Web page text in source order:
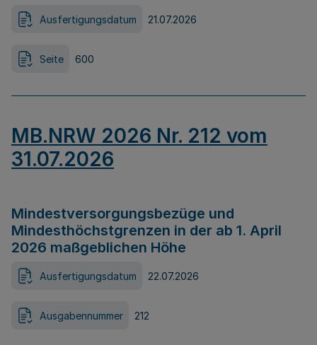
Ausfertigungsdatum 21.07.2026
Seite 600
MB.NRW 2026 Nr. 212 vom
31.07.2026
Mindestversorgungsbezüge und
Mindesthöchstgrenzen in der ab 1. April
2026 maßgeblichen Höhe
Ausfertigungsdatum 22.07.2026
Ausgabennummer 212